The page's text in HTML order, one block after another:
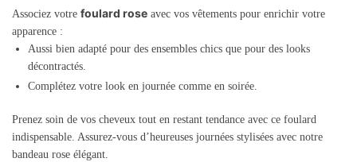
Associez votre foulard rose avec vos vêtements pour enrichir votre
apparence :
Aussi bien adapté pour des ensembles chics que pour des looks
décontractés.
Complétez votre look en journée comme en soirée.
Prenez soin de vos cheveux tout en restant tendance avec ce foulard
indispensable. Assurez-vous d’heureuses journées stylisées avec notre
bandeau rose élégant.